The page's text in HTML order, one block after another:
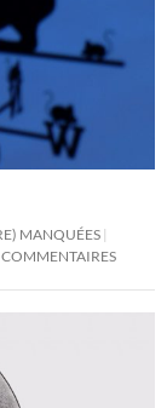
MANQUÉES